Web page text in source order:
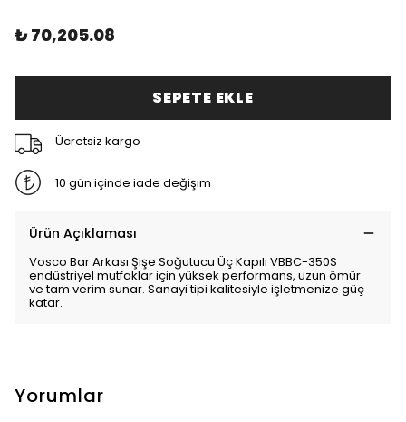
₺ 70,205.08
SEPETE EKLE
Ücretsiz kargo
10 gün içinde iade değişim
Ürün Açıklaması
Vosco Bar Arkası Şişe Soğutucu Üç Kapılı VBBC-350S
endüstriyel mutfaklar için yüksek performans, uzun ömür
ve tam verim sunar. Sanayi tipi kalitesiyle işletmenize güç
katar.
Yorumlar